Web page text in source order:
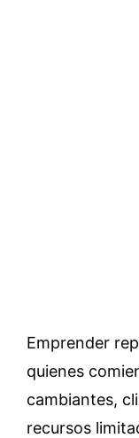
Emprender
quienes
cambiantes,
recursos